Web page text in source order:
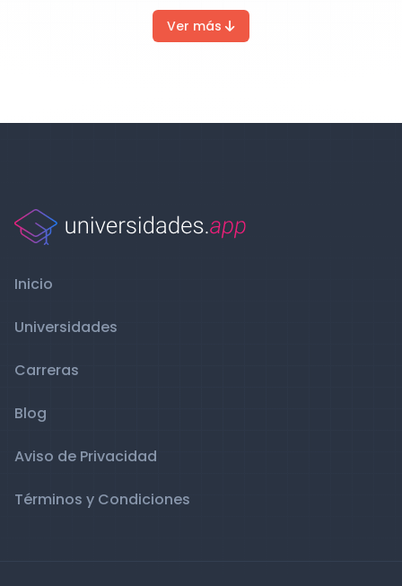
Ver más
Inicio
Universidades
Carreras
Blog
Aviso de Privacidad
Términos y Condiciones